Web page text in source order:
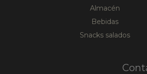
Almacén
Bebidas
Snacks salados